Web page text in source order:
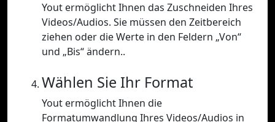
Yout ermöglicht Ihnen das Zuschneiden Ihres
Videos/Audios. Sie müssen den Zeitbereich
ziehen oder die Werte in den Feldern „Von“
und „Bis“ ändern..
Wählen Sie Ihr Format
Yout ermöglicht Ihnen die
Formatumwandlung Ihres Videos/Audios in